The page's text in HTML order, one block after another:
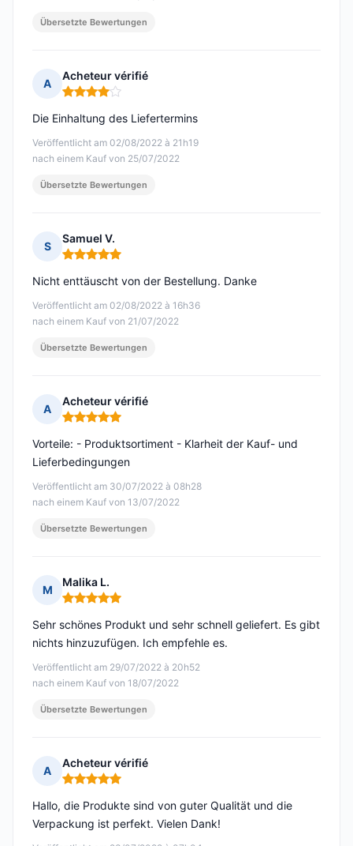
Übersetzte Bewertungen
A
Acheteur vérifié
Hinweis: 4 von 5
Veröffentlicht am 02/08/2022 à 21h19
nach einem Kauf von 25/07/2022
Die Einhaltung des Liefertermins
Übersetzte Bewertungen
S
Samuel V.
Hinweis: 5 von 5
Veröffentlicht am 02/08/2022 à 16h36
nach einem Kauf von 21/07/2022
Nicht enttäuscht von der Bestellung. Danke
Übersetzte Bewertungen
A
Acheteur vérifié
Hinweis: 5 von 5
Veröffentlicht am 30/07/2022 à 08h28
nach einem Kauf von 13/07/2022
Vorteile: - Produktsortiment - Klarheit der Kauf- und
Lieferbedingungen
Übersetzte Bewertungen
M
Malika L.
Hinweis: 5 von 5
Veröffentlicht am 29/07/2022 à 20h52
nach einem Kauf von 18/07/2022
Sehr schönes Produkt und sehr schnell geliefert. Es gibt
nichts hinzuzufügen. Ich empfehle es.
Übersetzte Bewertungen
A
Acheteur vérifié
Hinweis: 5 von 5
Hallo, die Produkte sind von guter Qualität und die
Verpackung ist perfekt. Vielen Dank!